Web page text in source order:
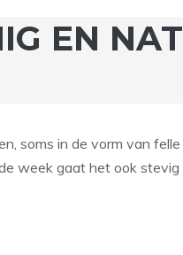
EN NAT
soms in de vorm van felle
week gaat het ook stevig